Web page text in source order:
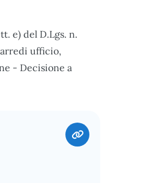
e) del D.Lgs. n.
ufficio,
- Decisione a